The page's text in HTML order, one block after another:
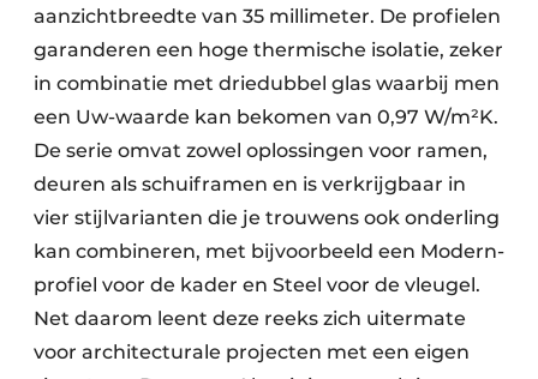
aanzichtbreedte van 35 millimeter. De profielen
garanderen een hoge thermische isolatie, zeker
in combinatie met driedubbel glas waarbij men
een Uw-waarde kan bekomen van 0,97 W/m²K.
De serie omvat zowel oplossingen voor ramen,
deuren als schuiframen en is verkrijgbaar in
vier stijlvarianten die je trouwens ook onderling
kan combineren, met bijvoorbeeld een Modern-
profiel voor de kader en Steel voor de vleugel.
Net daarom leent deze reeks zich uitermate
voor architecturale projecten met een eigen